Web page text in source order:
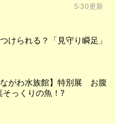
5:30更新
けられる？「見守り瞬足」
ながわ水族館】特別展 お腹
っくりの魚！?